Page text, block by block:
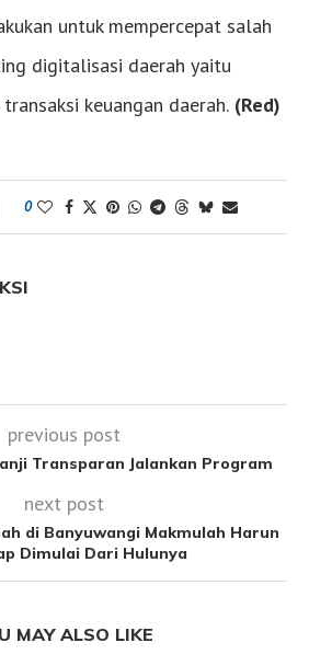
untuk mempercepat salah
digitalisasi daerah yaitu
keuangan daerah. (Red)
0
previous post
Transparan Jalankan Program
next post
di Banyuwangi Makmulah Harun
Dimulai Dari Hulunya
MAY ALSO LIKE